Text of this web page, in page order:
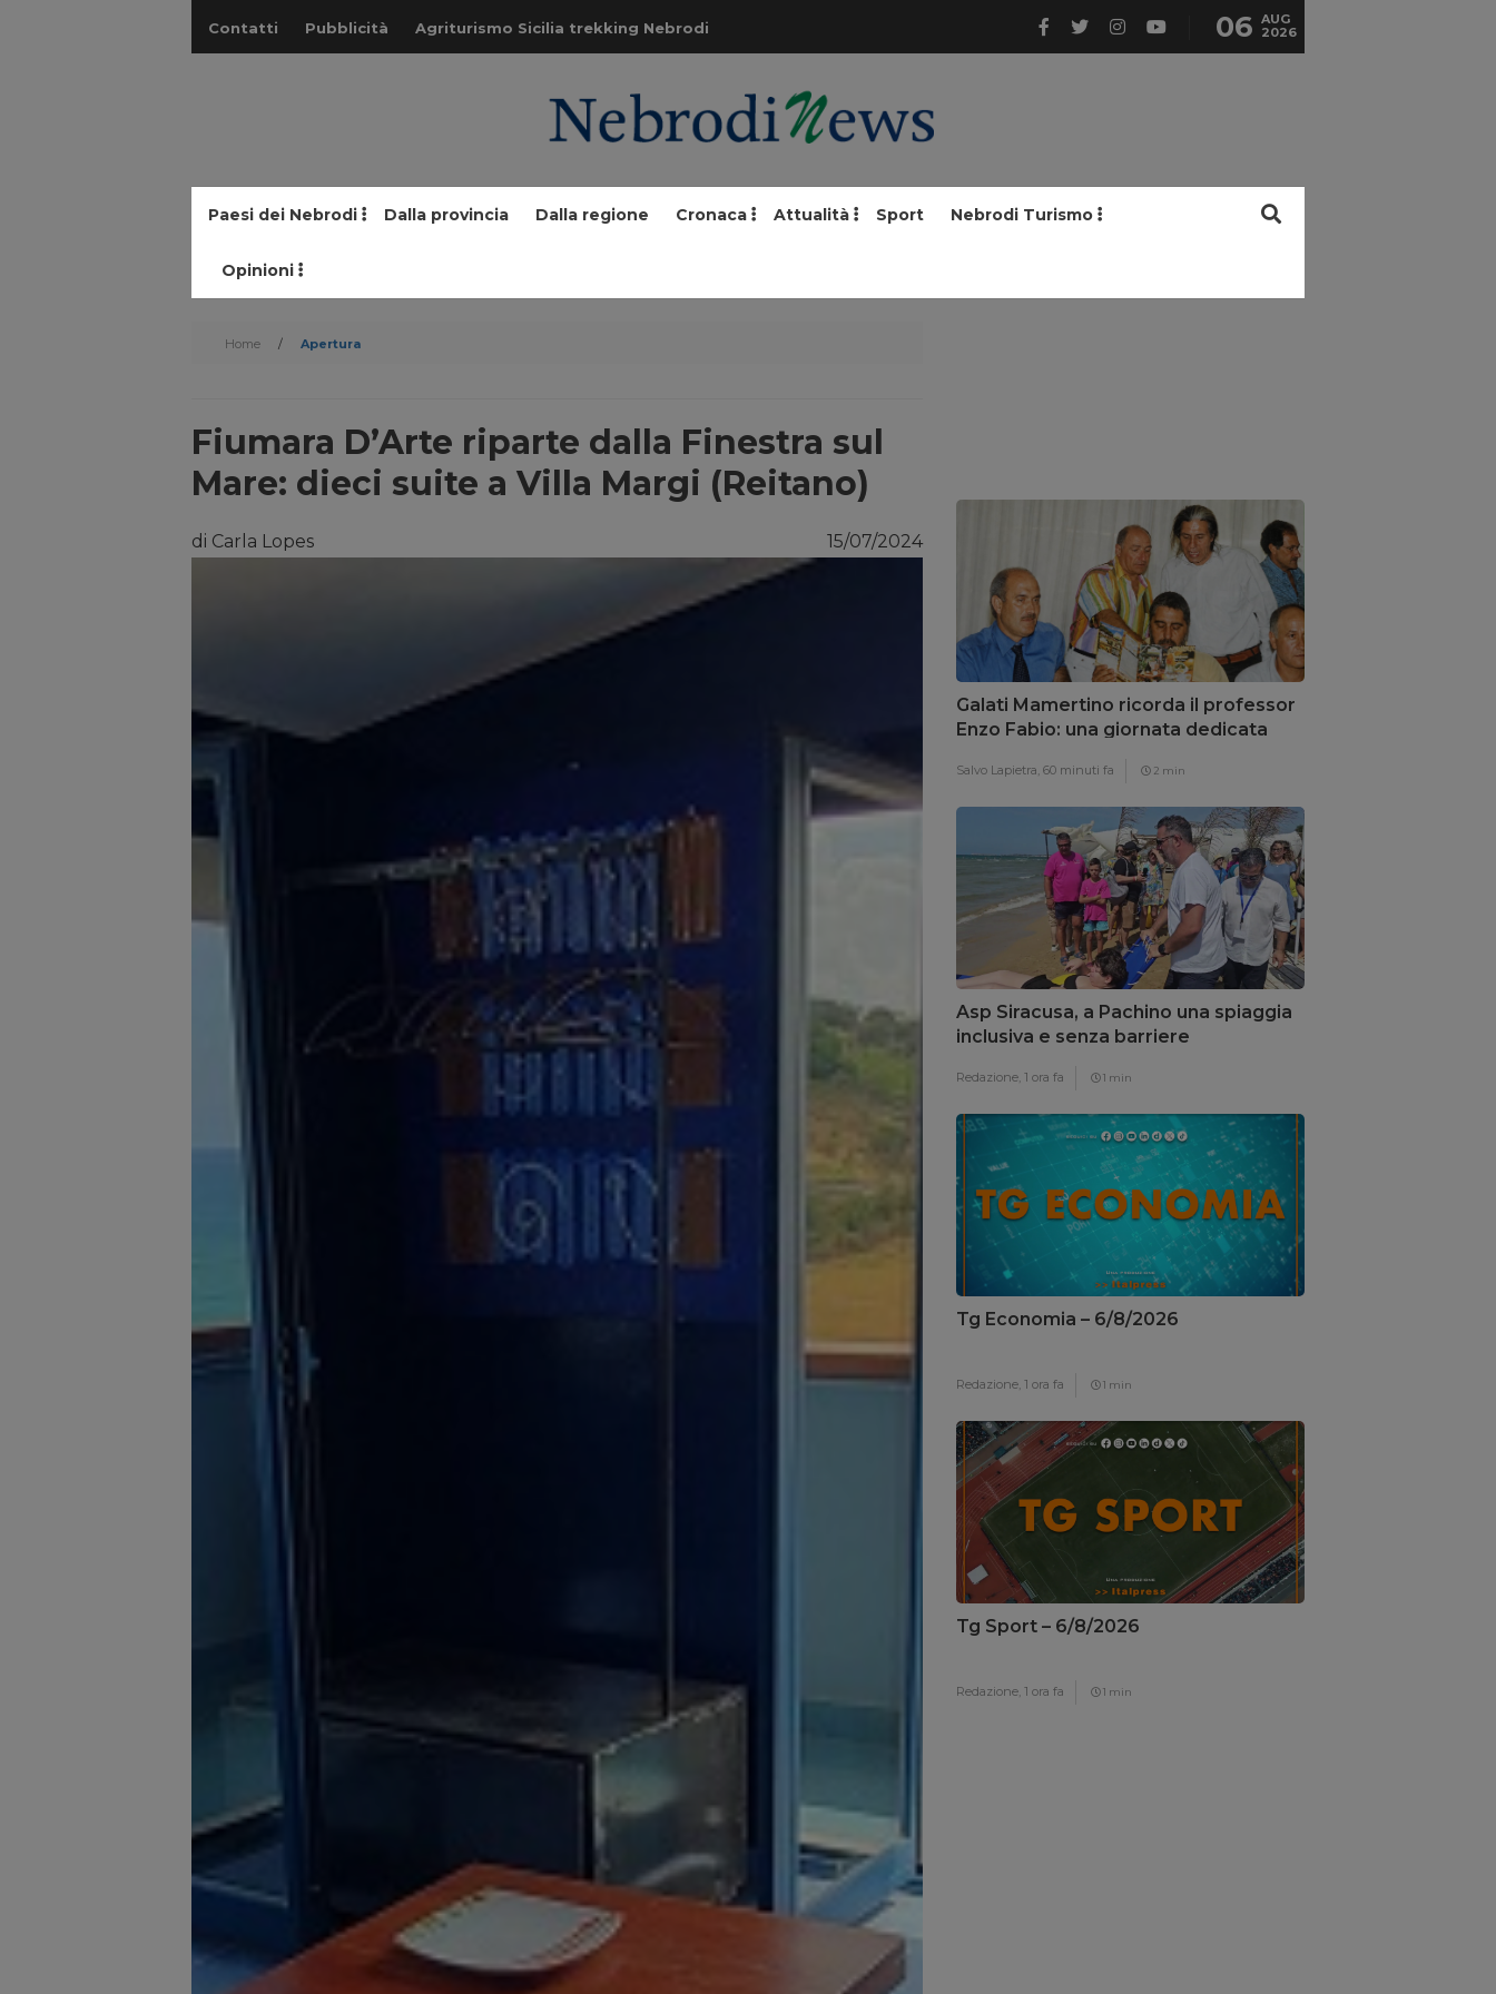
Contatti Pubblicità Agriturismo Sicilia trekking Nebrodi 06 AUG
2026
Paesi dei Nebrodi Dalla provincia Dalla regione Cronaca Attualità Sport Nebrodi Turismo
Opinioni
Home / Apertura
Fiumara D’Arte riparte dalla Finestra sul
Mare: dieci suite a Villa Margi (Reitano)
di Carla Lopes 15/07/2024
Galati Mamertino ricorda il professor
Enzo Fabio: una giornata dedicata
Salvo Lapietra, 60 minuti fa 2 min
Asp Siracusa, a Pachino una spiaggia
inclusiva e senza barriere
Redazione, 1 ora fa 1 min
Tg Economia – 6/8/2026
Redazione, 1 ora fa 1 min
Tg Sport – 6/8/2026
Redazione, 1 ora fa 1 min